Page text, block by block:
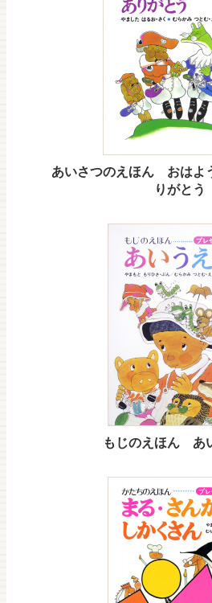
あいさつのえほん おは
りがとう
もじのえほん あ